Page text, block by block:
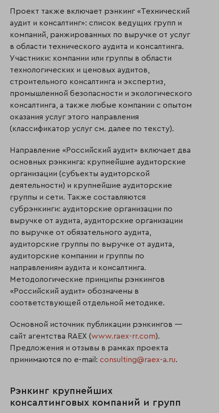
Проект также включает рэнкинг «Технический
аудит и консалтинг»: список ведущих групп и
компаний, ранжированных по выручке от услуг
в области технического аудита и консалтинга.
Участники: компании или группы в области
технологических и ценовых аудитов,
строительного консалтинга и экспертиз,
промышленной безопасности и экологического
консалтинга, а также любые компании с опытом
оказания услуг этого направления
(классификатор услуг см. далее по тексту).
Направление «Российский аудит» включает два
основных рэнкинга: крупнейшие аудиторские
организации (субъекты аудиторской
деятельности) и крупнейшие аудиторские
группы и сети. Также составляются
субрэнкинги: аудиторские организации по
выручке от аудита, аудиторские организации
по выручке от обязательного аудита,
аудиторские группы по выручке от аудита,
аудиторские компании и группы по
направлениям аудита и консалтинга.
Методологические принципы рэнкингов
«Российский аудит» обозначены в
соответствующей отдельной методике.
Основной источник публикации рэнкингов —
сайт агентства RAEX (www.raex-rr.com).
Предложения и отзывы в рамках проекта
принимаются по e-mail: consulting@raex-a.ru.
Рэнкинг крупнейших
консалтинговых компаний и групп